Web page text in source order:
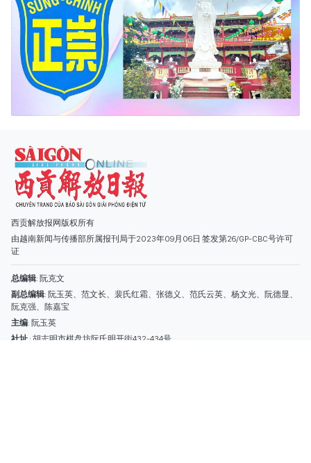
西贡解放报网版权所有
由越南新闻与传播部所属报刊局于2023年09月06日 签发第26/GP-CBC号许可
副总编辑: 阮玉英、范文长、裴氏红霜、张德义、范氏云英、杨文光、阮德显、
阮克强、陈嘉宝
主编: 阮玉英
社址: 胡志明市棋盘坊阮氏明开街432-434号
总台: (028) 39294091 - 转 060
热线: 096.558.1888
编辑部: (028) 39294092 - 转 060
电子信箱
广告部
(028) 38334185
quangcaohoavan09@gmail.com;